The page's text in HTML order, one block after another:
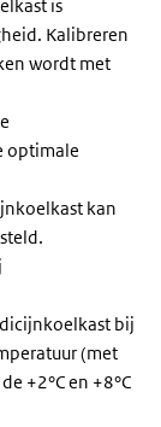
is
Kalibreren
wordt met
optimale
kan
bij
(met
+2°C en +8°C